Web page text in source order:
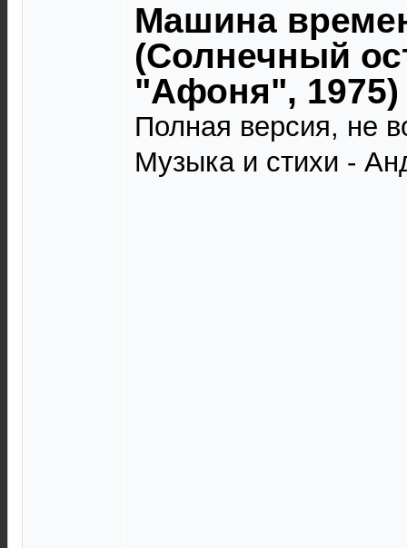
Машина
(Солнечный
"Афоня", 1975)
Полная версия, не
Музыка и стихи -